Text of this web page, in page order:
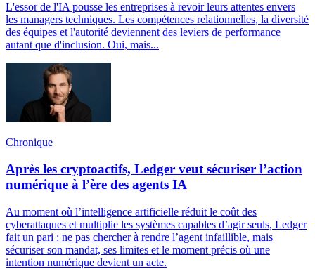
L'essor de l'IA pousse les entreprises à revoir leurs attentes envers
les managers techniques. Les compétences relationnelles, la diversité
des équipes et l'autorité deviennent des leviers de performance
autant que d'inclusion. Oui, mais...
Chronique
Après les cryptoactifs, Ledger veut sécuriser l’action
numérique à l’ère des agents IA
Au moment où l’intelligence artificielle réduit le coût des
cyberattaques et multiplie les systèmes capables d’agir seuls, Ledger
fait un pari : ne pas chercher à rendre l’agent infaillible, mais
sécuriser son mandat, ses limites et le moment précis où une
intention numérique devient un acte.